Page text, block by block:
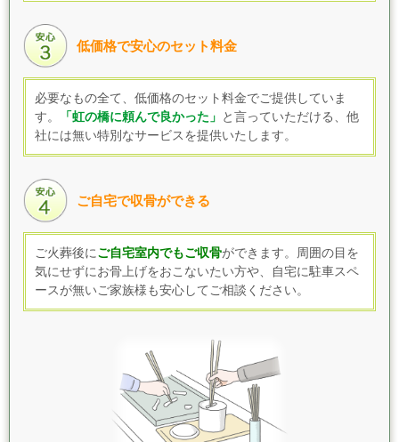
低価格で安心のセット料金
必要なもの全て、低価格のセット料金でご提供していま
す 。 「虹の橋に頼んで良かった」 と言っていただける、他
社には無い特別なサービスを提供いたします。
ご自宅で収骨ができる
ご火葬後に ご自宅室内でもご収骨ができます。
周囲の目を
気にせずにお骨上げをおこないたい方や、自宅に駐車スペ
ースが無いご家族様も安心してご相談ください。